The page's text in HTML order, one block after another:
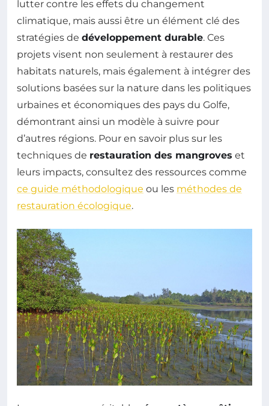
lutter contre les effets du changement
climatique, mais aussi être un élément clé des
stratégies de développement durable. Ces
projets visent non seulement à restaurer des
habitats naturels, mais également à intégrer des
solutions basées sur la nature dans les politiques
urbaines et économiques des pays du Golfe,
démontrant ainsi un modèle à suivre pour
d’autres régions. Pour en savoir plus sur les
techniques de restauration des mangroves et
leurs impacts, consultez des ressources comme
ce guide méthodologique ou les méthodes de
restauration écologique.